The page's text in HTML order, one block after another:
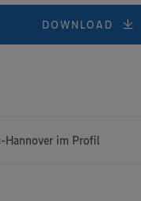
DOWNLOAD
Hannover im Profil